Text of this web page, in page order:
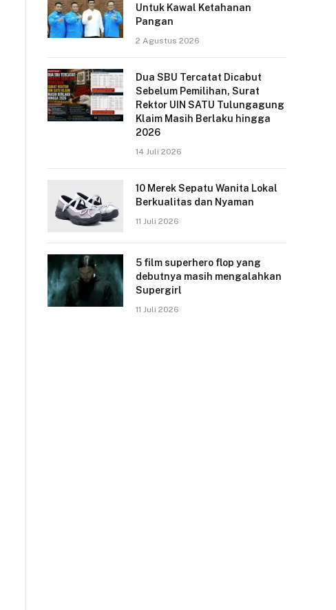
Untuk Kawal Ketahanan
Pangan
2 Agustus 2026
Dua SBU Tercatat Dicabut
Sebelum Pemilihan, Surat
Rektor UIN SATU Tulungagung
Klaim Masih Berlaku hingga
2026
14 Juli 2026
10 Merek Sepatu Wanita Lokal
Berkualitas dan Nyaman
11 Juli 2026
5 film superhero flop yang
debutnya masih mengalahkan
Supergirl
11 Juli 2026